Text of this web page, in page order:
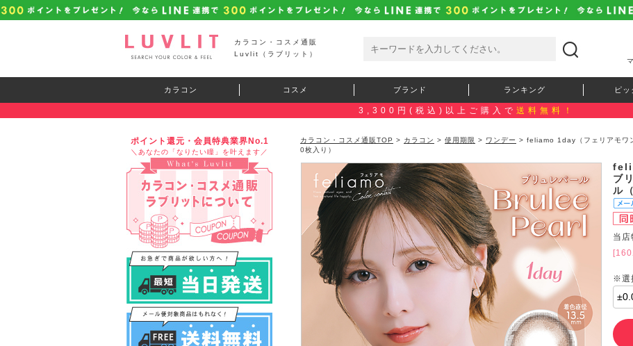
カラコン・コスメ通販
Luvlit（ラブリット）
カラコン コスメ ブランド ランキング ピ
3,300円(税込)以上ご購入で 送料無料！
ポイント還元・会員特典業界No.1
＼あなたの「なりたい瞳」を叶えます／
カラコン・コスメ通販TOP > カラコン > 使用期限 > ワンデー > feliamo 1day（フェリアモワ
0枚入り）
ブ
ル
当店